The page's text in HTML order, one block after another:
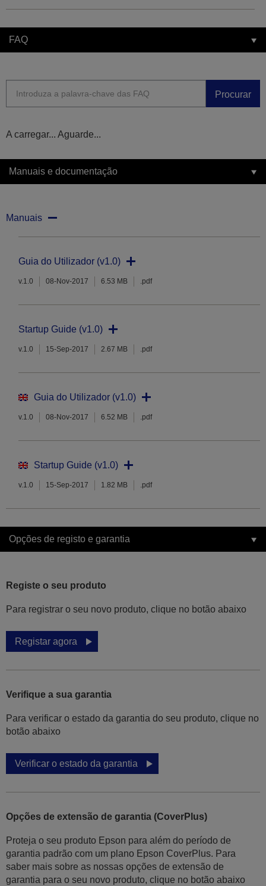
FAQ
Procurar
A carregar... Aguarde...
Manuais e documentação
Manuais
Guia do Utilizador (v1.0)
v.1.0 08-Nov-2017 6.53 MB .pdf
Startup Guide (v1.0)
v.1.0 15-Sep-2017 2.67 MB .pdf
Guia do Utilizador (v1.0)
v.1.0 08-Nov-2017 6.52 MB .pdf
Startup Guide (v1.0)
v.1.0 15-Sep-2017 1.82 MB .pdf
Opções de registo e garantia
Registe o seu produto
Para registrar o seu novo produto, clique no botão abaixo
Registar agora
Verifique a sua garantia
Para verificar o estado da garantia do seu produto, clique no
botão abaixo
Verificar o estado da garantia
Opções de extensão de garantia (CoverPlus)
Proteja o seu produto Epson para além do período de
garantia padrão com um plano Epson CoverPlus. Para
saber mais sobre as nossas opções de extensão de
garantia para o seu novo produto, clique no botão abaixo